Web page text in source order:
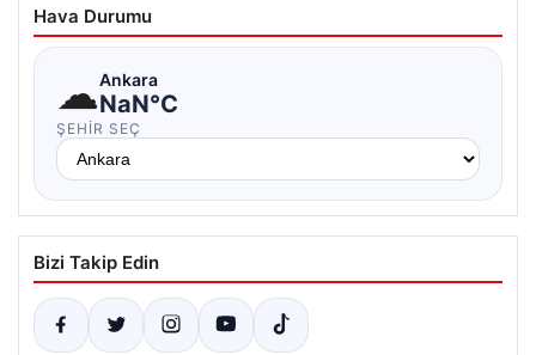
Hava Durumu
☁Ankara
NaN°C
ŞEHIR SEÇ
Bizi Takip Edin